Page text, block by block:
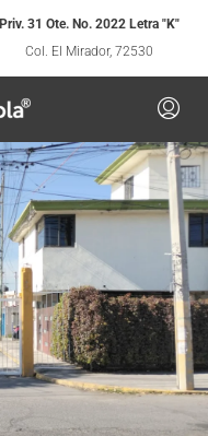
Priv. 31 Ote. No. 2022 Letra "K"
Col. El Mirador, 72530